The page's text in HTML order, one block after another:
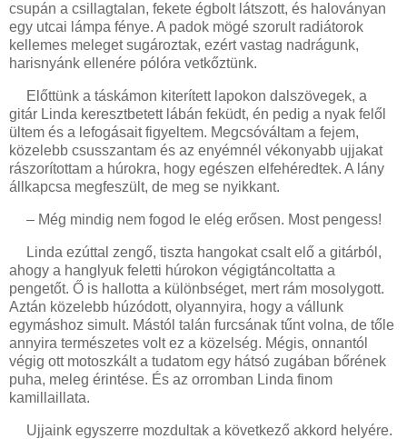
csupán a csillagtalan, fekete égbolt látszott, és haloványan
egy utcai lámpa fénye. A padok mögé szorult radiátorok
kellemes meleget sugároztak, ezért vastag nadrágunk,
harisnyánk ellenére pólóra vetkőztünk.
Előttünk a táskámon kiterített lapokon dalszövegek, a
gitár Linda keresztbetett lábán feküdt, én pedig a nyak felől
ültem és a lefogásait figyeltem. Megcsóváltam a fejem,
közelebb csusszantam és az enyémnél vékonyabb ujjakat
rászorítottam a húrokra, hogy egészen elfehéredtek. A lány
állkapcsa megfeszült, de meg se nyikkant.
– Még mindig nem fogod le elég erősen. Most pengess!
Linda ezúttal zengő, tiszta hangokat csalt elő a gitárból,
ahogy a hanglyuk feletti húrokon végigtáncoltatta a
pengetőt. Ő is hallotta a különbséget, mert rám mosolygott.
Aztán közelebb húzódott, olyannyira, hogy a vállunk
egymáshoz simult. Mástól talán furcsának tűnt volna, de tőle
annyira természetes volt ez a közelség. Mégis, onnantól
végig ott motoszkált a tudatom egy hátsó zugában bőrének
puha, meleg érintése. És az orromban Linda finom
kamillaillata.
Ujjaink egyszerre mozdultak a következő akkord helyére.